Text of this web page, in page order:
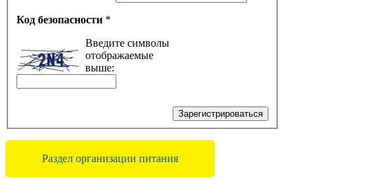
Код безопасности *
Введите символы
отображаемые
выше:
Зарегистрироваться
Раздел организации питания